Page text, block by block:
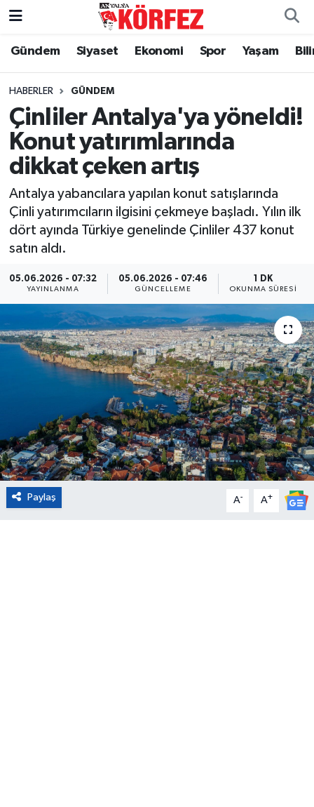
Gündem Siyaset Ekonomi Spor Yaşam
HABERLER GÜNDEM
Çinliler Antalya'ya yöneldi!
Konut yatırımlarında
dikkat çeken artış
Antalya yabancılara yapılan konut satışlarında
Çinli yatırımcıların ilgisini çekmeye başladı. Yılın ilk
dört ayında Türkiye genelinde Çinliler 437 konut
satın aldı.
05.06.2026 - 07:32
YAYINLANMA
05.06.2026 - 07:46
GÜNCELLEME
1 DK
OKUNMA SÜRESI
Paylaş A- A+
Gündem
Siyaset
Yerel Yönetim
Ekonomi
Spor
Yaşam
Dünya
Eğitim
Sağlık
Magazin
Turizm
Çevre
Nöbetçi Eczaneler
Hava Durumu
Trafik Durumu
Süper Lig Puan Durumu ve Fikstür
Tüm Manşetler
Son Dakika Haberleri